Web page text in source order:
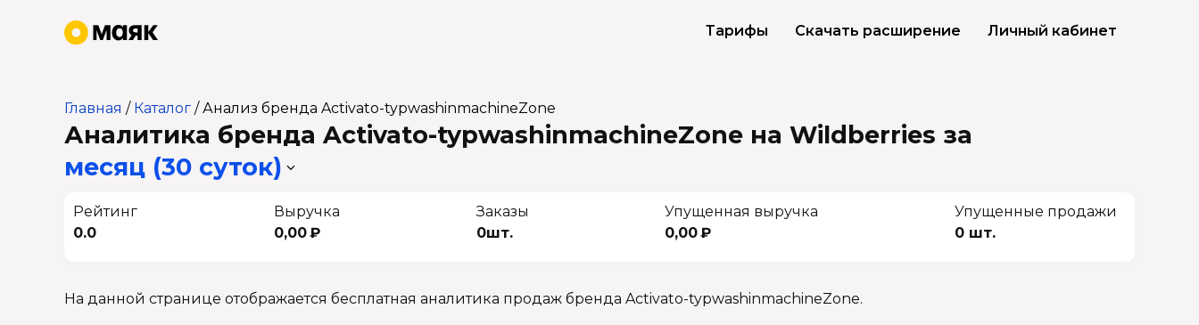
Тарифы Скачать расширение Личный кабинет
Главная / Каталог /Анализ бренда Activato-typwashinmachineZone
Аналитика бренда Activato-typwashinmachineZone на Wildberries за
месяц (30 суток)
Рейтинг
0.0
Выручка
0,00 ₽
Заказы
0шт.
Упущенная выручка
0,00 ₽
Упущенные продажи
0 шт.
На данной странице отображается бесплатная аналитика продаж бренда Activato-typwashinmachineZone.